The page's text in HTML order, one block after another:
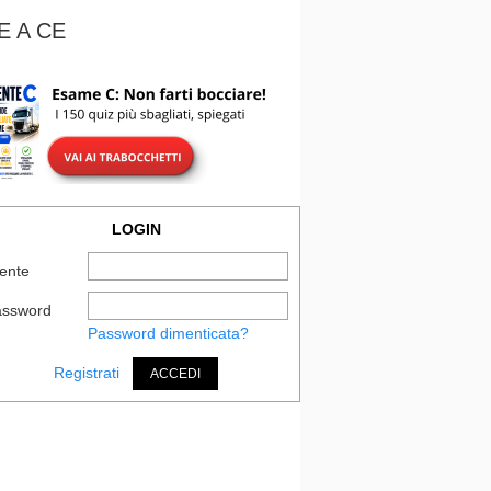
A CE
LOGIN
Password dimenticata?
Registrati ACCEDI